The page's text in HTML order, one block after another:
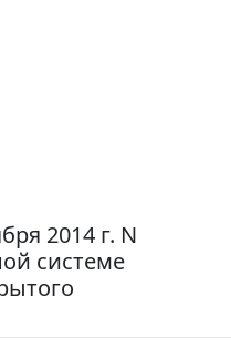
2014 г. N
системе